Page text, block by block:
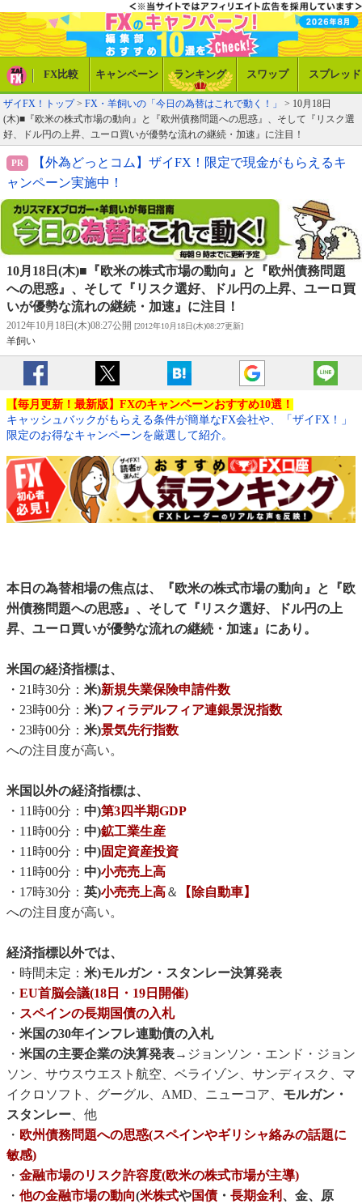
FX比較 キャンペーン ランキング スワップ スプレッド
ザイFX！トップ> FX・羊飼いの「今日の為替はこれで動く！」
> 10月18日
(木)■『欧米の株式市場の動向』と『欧州債務問題への思惑』、そして『リスク選
好、ドル円の上昇、ユーロ買いが優勢な流れの継続・加速』に注目！
【外為どっとコム】ザイFX！限定で現金がもらえるキ
ャンペーン実施中！
10月18日(木)■『欧米の株式市場の動向』と『欧州債務問題
への思惑』、そして『リスク選好、ドル円の上昇、ユーロ買
いが優勢な流れの継続・加速』に注目！
2012年10月18日(木)08:27公開 [2012年10月18日(木)08:27更新]
羊飼い
【毎月更新！最新版】FXのキャンペーンおすすめ10選！
キャッシュバックがもらえる条件が簡単なFX会社や、「ザイFX！」
限定のお得なキャンペーンを厳選して紹介。
本日の為替相場の焦点は、『欧米の株式市場の動向』と『欧
州債務問題への思惑』、そして『リスク選好、ドル円の上
昇、ユーロ買いが優勢な流れの継続・加速』にあり。
米国の経済指標は、
・21時30分： 米)新規失業保険申請件数
・23時00分： 米)フィラデルフィア連銀景況指数
・23時00分： 米)景気先行指数
への注目度が高い。
米国以外の経済指標は、
・11時00分： 中)第3四半期GDP
・11時00分： 中)鉱工業生産
・11時00分： 中)固定資産投資
・11時00分： 中)小売売上高
・17時30分： 英)小売売上高＆
【除自動車】
への注目度が高い。
経済指標以外では、
・時間未定： 米)モルガン・スタンレー決算発表
・ EU首脳会議(18日・19日開催)
・ スペインの長期国債の入札
・ 米国の30年インフレ連動債の入札
・ 米国の主要企業の決算発表→ ジョンソン・エンド・ジョン
ソン、サウスウエスト航空、ベライゾン、サンディスク、マ
イクロソフト、グーグル、AMD、ニューコア、 モルガン・
スタンレー、他
・ 欧州債務問題への思惑(スペインやギリシャ絡みの話題に
敏感)
・ 金融市場のリスク許容度(欧米の株式市場が主導)
・ 他の金融市場の動向(米株式や国債・ 長期金利 、金、原